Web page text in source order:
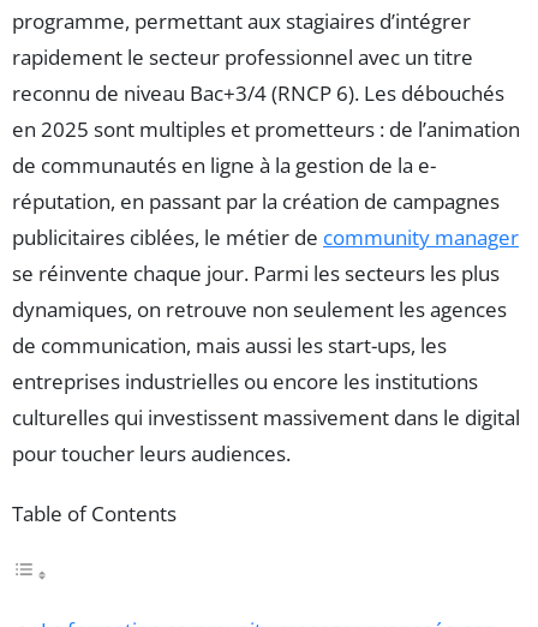
programme, permettant aux stagiaires d’intégrer
rapidement le secteur professionnel avec un titre
reconnu de niveau Bac+3/4 (RNCP 6). Les débouchés
en 2025 sont multiples et prometteurs : de l’animation
de communautés en ligne à la gestion de la e-
réputation, en passant par la création de campagnes
publicitaires ciblées, le métier de community manager
se réinvente chaque jour. Parmi les secteurs les plus
dynamiques, on retrouve non seulement les agences
de communication, mais aussi les start-ups, les
entreprises industrielles ou encore les institutions
culturelles qui investissent massivement dans le digital
pour toucher leurs audiences.
Table of Contents